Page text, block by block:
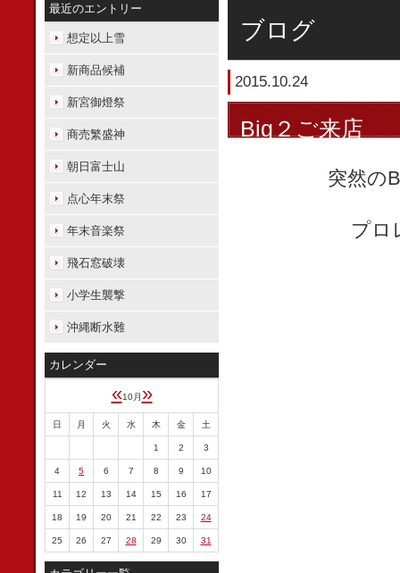
ブログ
2015.10.24
Big２ご来店
突然の
プロ
最近のエントリー
想定以上雪
新商品候補
新宮御燈祭
商売繁盛神
朝日富士山
点心年末祭
年末音楽祭
飛石窓破壊
小学生襲撃
沖縄断水難
カレンダー
«10月 »
日 月 火 水 木 金 土
1 2 3
4 5 6 7 8 9 10
11 12 13 14 15 16 17
18 19 20 21 22 23 24
25 26 27 28 29 30 31